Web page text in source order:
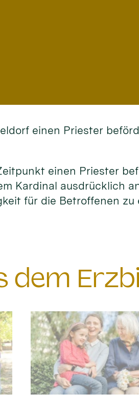
einen Priester
einen Priester
Kardinal ausdrücklich
für die Betroffenen zu
dem